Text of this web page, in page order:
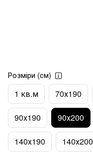
Розміри (см)
1 кв.м 70х190
90х190 90х200
140х190 140х200